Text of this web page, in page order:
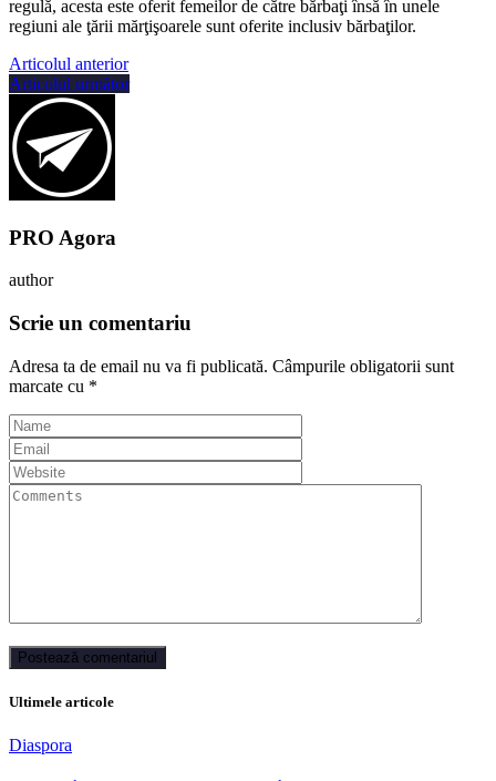
regulă, acesta este oferit femeilor de către bărbaţi însă în unele
regiuni ale ţării mărţişoarele sunt oferite inclusiv bărbaţilor.
Articolul anterior
Articolul următor
PRO Agora
author
Scrie un comentariu
Adresa ta de email nu va fi publicată. Câmpurile obligatorii sunt
marcate cu *
Ultimele articole
Diaspora